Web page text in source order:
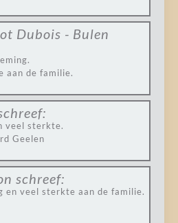
Dubois - Bulen
aan de familie.
veel sterkte.
Geelen
schreef:
en veel sterkte aan de familie.